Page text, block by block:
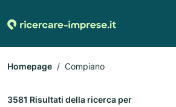
Homepage Compiano
3581 Risultati della ricerca per